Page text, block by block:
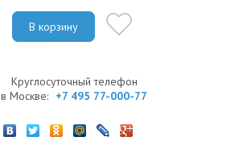
В корзину
Круглосуточный телефон
в Москве: +7 495 77-000-77